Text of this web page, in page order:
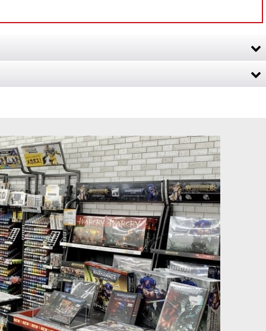
とめて収録したスピアヘッド用セットです。 スピアヘッド戦
追加できるバトルフォースです。 軍の見た目と戦力の両方を
ギオ・カストー
31-138]
[バトルトーム] ディサイプル・オヴ・ティーンチ 日本語
版[83-45]
8,800円(税込)